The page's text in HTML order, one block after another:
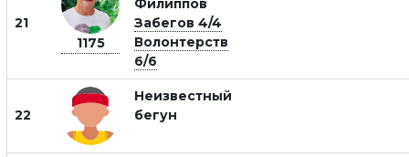
21
1175
Филиппов
Забегов 4/4
Волонтерств
6/6
22
Неизвестный
бегун